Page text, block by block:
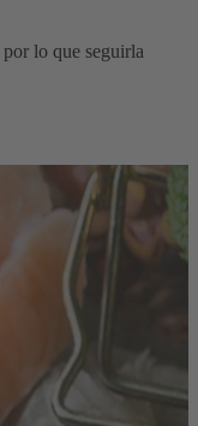
lo que seguirla